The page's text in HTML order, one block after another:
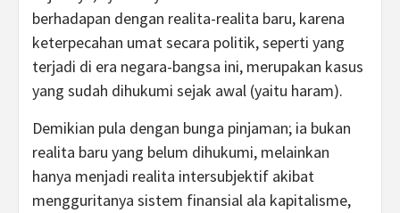
berhadapan dengan realita-realita baru, karena
keterpecahan umat secara politik, seperti yang
terjadi di era negara-bangsa ini, merupakan kasus
yang sudah dihukumi sejak awal (yaitu haram).
Demikian pula dengan bunga pinjaman; ia bukan
realita baru yang belum dihukumi, melainkan
hanya menjadi realita intersubjektif akibat
mengguritanya sistem finansial ala kapitalisme,